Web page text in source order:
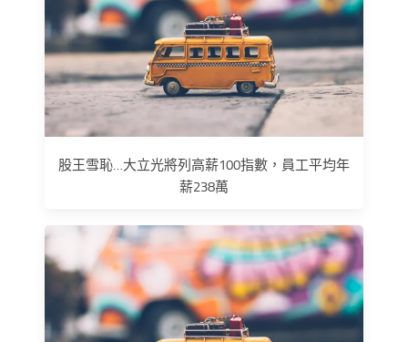
股王雪恥…大立光將列高薪100指數，員工平均年
薪238萬